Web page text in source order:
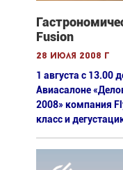
Fusion
28 июля 2008 г
1 августа с 13.00
Авиасалоне
2008» компания
класс и